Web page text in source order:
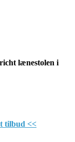
lænestolen i
tilbud <<